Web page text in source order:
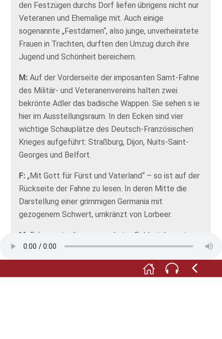
den Festzügen durchs Dorf liefen übrigens nicht nur
Veteranen und Ehemalige mit. Auch einige
sogenannte „Festdamen“, also junge, unverheiratete
Frauen in Trachten, durften den Umzug durch ihre
Jugend und Schönheit bereichern.
M: Auf der Vorderseite der imposanten Samt-Fahne
des Militär- und Veteranenvereins halten zwei
bekrönte Adler das badische Wappen. Sie sehen s ie
hier im Ausstellungsraum. In den Ecken sind vier
wichtige Schauplätze des Deutsch-Französischen
Krieges aufgeführt: Straßburg, Dijon, Nuits-Saint-
Georges und Belfort.
F: „Mit Gott für Fürst und Vaterland“ – so ist auf der
Rückseite der Fahne zu lesen. In deren Mitte die
Darstellung einer grimmigen Germania mit
gezogenem Schwert, umkränzt von Lorbeer.
M: Fahnen wie diese waren keine Feldzeichen, sie
besaßen aber einen hohen symbolischen und
emotionalen Wert. Hatte Altenheim im Deutsch-
Französischen Krieg lediglich zwei Soldaten zu